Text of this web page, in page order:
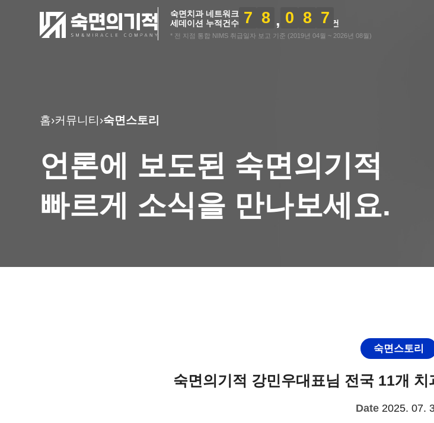
숙면치과 네트워크
세데이션 누적건수
7 8 0 8 7 건
* 전 지점 통합 NIMS 취급일자 보고 기준 (2019년 04월 ~ 2026년 08월)
홈›커뮤니티 ›숙면스토리
언론에 보도된 숙면의기적
빠르게 소식을 만나보세요.
숙면스토리
숙면의기적 강민우대표님 전국 11개
Date 2025. 07.